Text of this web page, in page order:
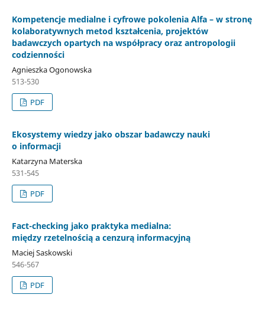
Kompetencje medialne i cyfrowe pokolenia Alfa – w stronę
kolaboratywnych metod kształcenia, projektów
badawczych opartych na współpracy oraz antropologii
codzienności
Agnieszka Ogonowska
513-530
PDF
Ekosystemy wiedzy jako obszar badawczy nauki
o informacji
Katarzyna Materska
531-545
PDF
Fact-checking jako praktyka medialna:
między rzetelnością a cenzurą informacyjną
Maciej Saskowski
546-567
PDF